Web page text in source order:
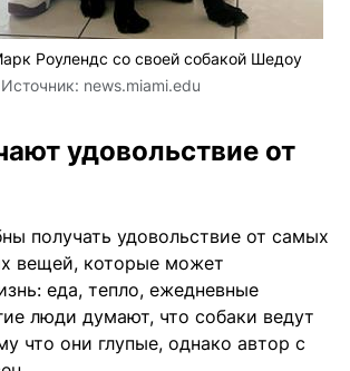
Роулендс со своей собакой Шедоу
Источник: news.miami.edu
удовольствие от
получать удовольствие от самых
вещей, которые может
еда, тепло, ежедневные
люди думают, что собаки ведут
что они глупые, однако автор с